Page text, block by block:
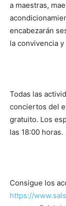
a maestras,
encabezarán
la convivencia
Todas las
conciertos del
gratuito. Los
las 18:00 horas.
Consigue los
https://